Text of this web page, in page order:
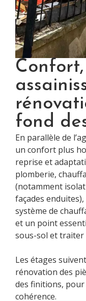
fond
En parallèle de
un confort plus
reprise et
plomberie,
(notamment
façades
système de
et un point
sous-sol et traiter
Les étages
rénovation des
des finitions, pour
cohérence.